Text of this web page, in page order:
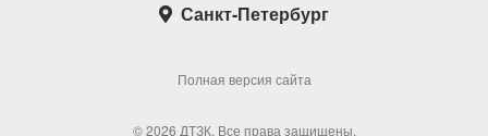
Новости
Наши партнеры
Избранное
Санкт-Петербург
Полная версия сайта
© 2026 ДТЗК, Все права защищены.